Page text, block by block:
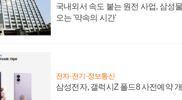
국내외서 속도 붙는 원전 사업, 삼성
오는 '약속의 시간'
전자·전기·정보통신
삼성전자, 갤럭시Z 폴드8 사전예약